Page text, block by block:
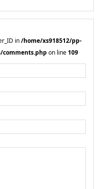
in/home/xs918512/pp-
comments.php on line109